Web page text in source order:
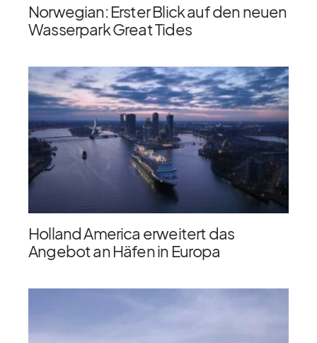
Norwegian: Erster Blick auf den neuen
Wasserpark Great Tides
Holland America erweitert das
Angebot an Häfen in Europa